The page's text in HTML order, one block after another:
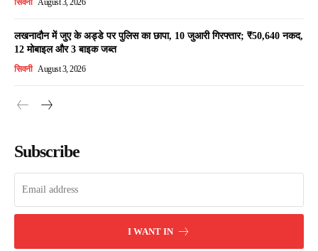
सिवनी August 3, 2026
लखनादौन में जुए के अड्डे पर पुलिस का छापा, 10 जुआरी गिरफ्तार; ₹50,640 नकद,
12 मोबाइल और 3 बाइक जब्त
सिवनी August 3, 2026
Subscribe
I WANT IN